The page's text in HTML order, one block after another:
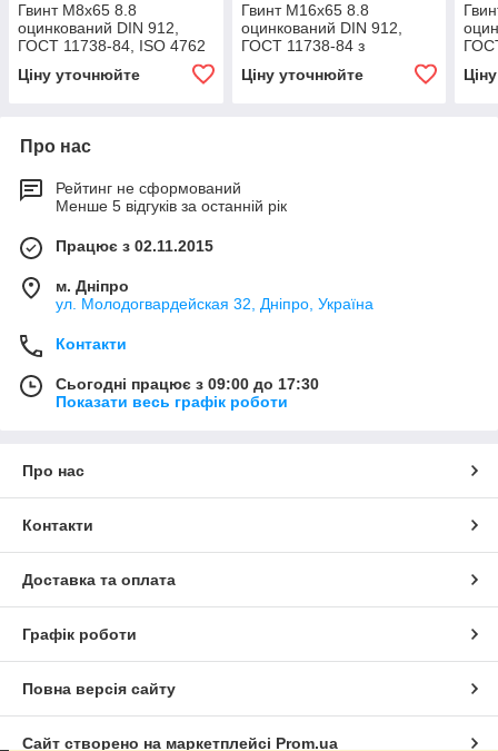
Гвинт М8х65 8.8
оцинкований DIN 912,
ГОСТ 11738-84, ISO 4762
внутрішній шестигранник
Ціну уточнюйте
Гвинт М16х65 8.8
оцинкований DIN 912,
ГОСТ 11738-84 з
циліндричною головкою та
внутрішнім
Ціну уточнюйте
Про нас
Рейтинг не сформований
Менше 5 відгуків за останній рік
Працює з 02.11.2015
м. Дніпро
ул. Молодогвардейская 32, Дніпро, Україна
Контакти
Сьогодні працює з 09:00 до 17:30
Показати весь графік роботи
Про нас
Контакти
Доставка та оплата
Графік роботи
Повна версія сайту
Сайт створено на маркетплейсі Prom.ua